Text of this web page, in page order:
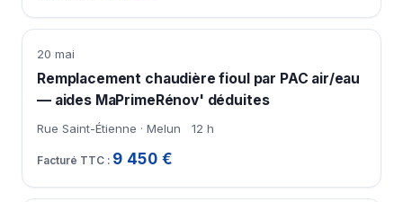
20 mai
Remplacement chaudière fioul par PAC air/eau
— aides MaPrimeRénov' déduites
Rue Saint-Étienne · Melun 12 h
9 450 €